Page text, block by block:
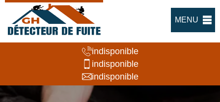
MENU
indisponible
indisponible
indisponible